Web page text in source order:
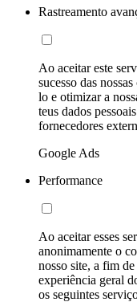
Rastreamento
Ao aceitar este
sucesso das
lo e otimizar a
teus dados
fornecedores
Google Ads
Performance
Ao aceitar esses
anonimamente o
nosso site, a fim
experiência geral
os seguintes